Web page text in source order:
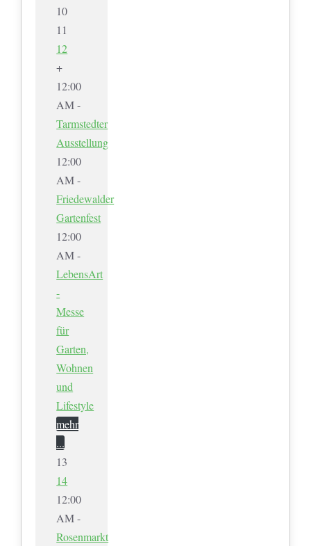
10
11
12
+
12:00
AM -
Tarmstedter
Ausstellung
12:00
AM -
Friedewalder
Gartenfest
12:00
AM -
LebensArt
-
Messe
für
Garten,
Wohnen
und
Lifestyle
mehr
...
13
14
12:00
AM -
Rosenmarkt